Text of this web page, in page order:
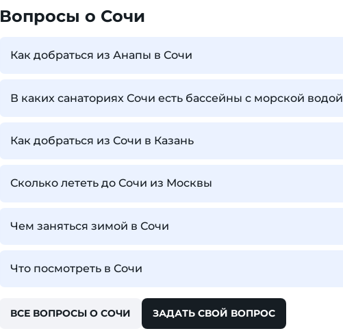
Вопросы о Сочи
Как добраться из Анапы в Сочи
В каких санаториях Сочи есть бассейны с морской водой
Как добраться из Сочи в Казань
Сколько лететь до Сочи из Москвы
Чем заняться зимой в Сочи
Что посмотреть в Сочи
ВСЕ ВОПРОСЫ О СОЧИ ЗАДАТЬ СВОЙ ВОПРОС